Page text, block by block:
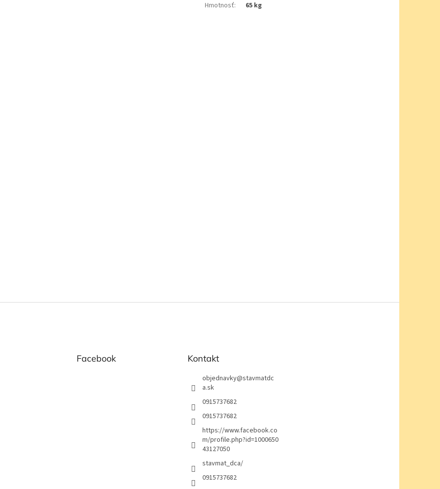
Hmotnosť: 65 kg
Facebook Kontakt
objednavky@stavmatdc
a.sk
0915737682
0915737682
https://www.facebook.co
m/profile.php?id=1000650
43127050
stavmat_dca/
0915737682